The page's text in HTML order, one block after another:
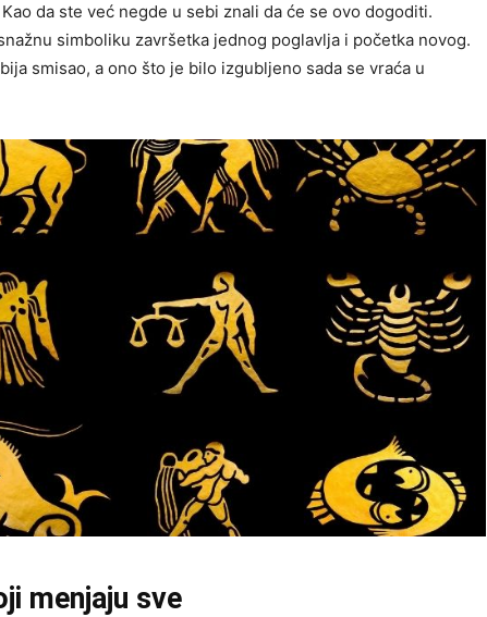
da ste već negde u sebi znali da će se ovo dogoditi.
simboliku završetka jednog poglavlja i početka novog.
smisao, a ono što je bilo izgubljeno sada se vraća u
menjaju sve